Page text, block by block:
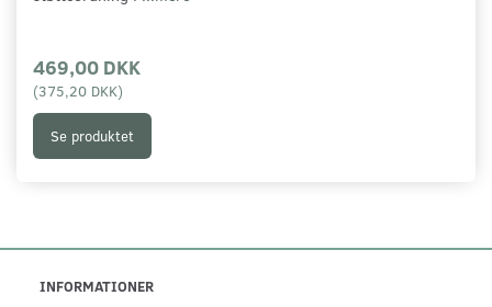
469,00 DKK
(375,20 DKK)
Se produktet
INFORMATIONER